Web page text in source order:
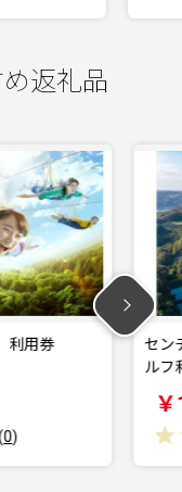
返礼品
センチュ
ルフ利用券
￥